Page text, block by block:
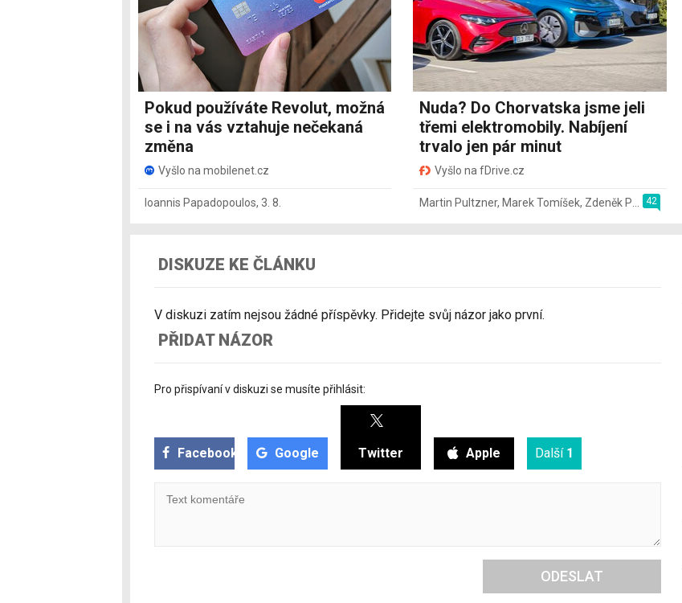
Pokud používáte Revolut, možná
se i na vás vztahuje nečekaná
změna
Vyšlo na mobilenet.cz
Ioannis Papadopoulos, 3. 8.
Nuda? Do Chorvatska jsme jeli
třemi elektromobily. Nabíjení
trvalo jen pár minut
Vyšlo na fDrive.cz
42
Martin Pultzner, Marek Tomíšek, Zdeněk Pečený
DISKUZE KE ČLÁNKU
V diskuzi zatím nejsou žádné příspěvky. Přidejte svůj názor jako první.
PŘIDAT NÁZOR
Pro přispívaní v diskuzi se musíte přihlásit:
Facebook Google Twitter Apple Další 1
ODESLAT